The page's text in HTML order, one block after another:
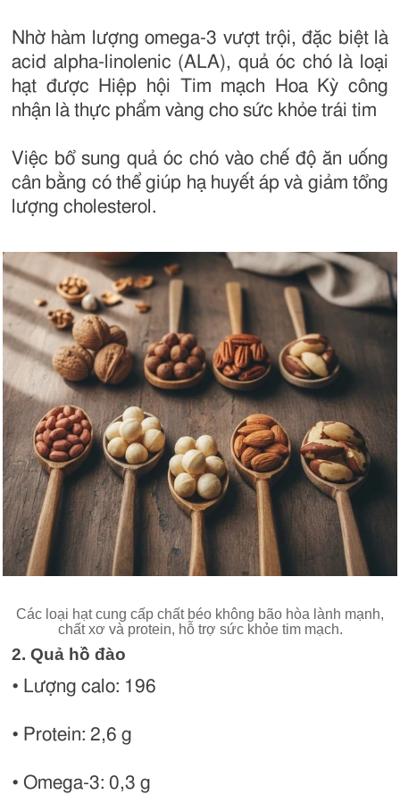
Nhờ hàm lượng omega-3 vượt trội, đặc biệt là
acid alpha-linolenic (ALA), quả óc chó là loại
hạt được Hiệp hội Tim mạch Hoa Kỳ công
nhận là thực phẩm vàng cho sức khỏe trái tim
Việc bổ sung quả óc chó vào chế độ ăn uống
cân bằng có thể giúp hạ huyết áp và giảm tổng
lượng cholesterol.
Các loại hạt cung cấp chất béo không bão hòa lành mạnh,
chất xơ và protein, hỗ trợ sức khỏe tim mạch.
2. Quả hồ đào
• Lượng calo: 196
• Protein: 2,6 g
• Omega-3: 0,3 g